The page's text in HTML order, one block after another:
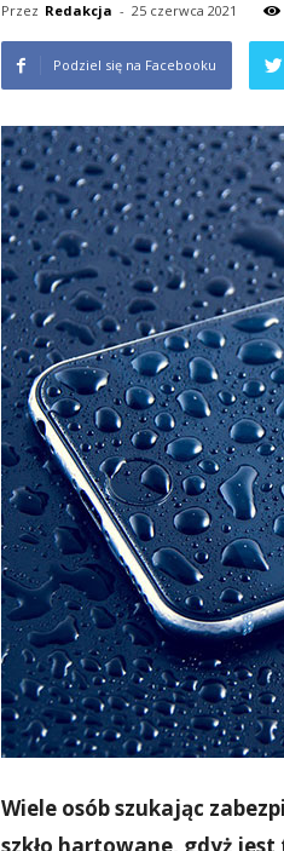
Przez Redakcja - 25 czerwca 2021
Podziel się na Facebooku
Wiele osób szukając